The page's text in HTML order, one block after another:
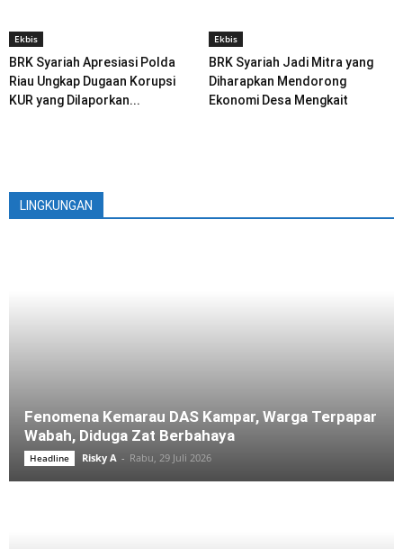
Ekbis
BRK Syariah Apresiasi Polda
Riau Ungkap Dugaan Korupsi
KUR yang Dilaporkan...
Ekbis
BRK Syariah Jadi Mitra yang
Diharapkan Mendorong
Ekonomi Desa Mengkait
LINGKUNGAN
Fenomena Kemarau DAS Kampar, Warga Terpapar
Wabah, Diduga Zat Berbahaya
Headline Risky A - Rabu, 29 Juli 2026